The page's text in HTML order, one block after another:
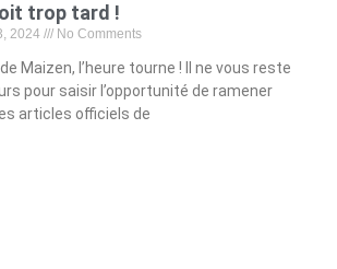
trop tard !
2024 No Comments
Maizen, l’heure tourne ! Il ne vous reste
pour saisir l’opportunité de ramener
articles officiels de